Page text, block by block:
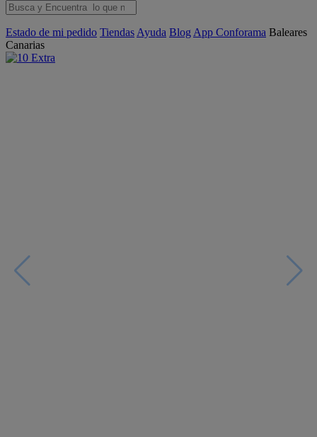
Estado de mi pedido Tiendas Ayuda Blog App Conforama Baleares
Canarias